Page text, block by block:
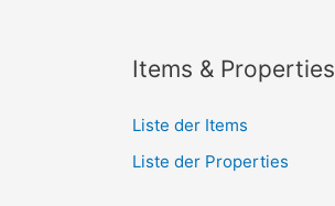
Items & Properties
Liste der Items
Liste der Properties